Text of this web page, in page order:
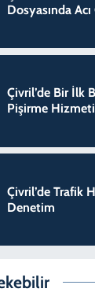
Dosyasında
Çivril’de Bir İlk
Pişirme Hizmeti
Çivril’de Trafik
Denetim